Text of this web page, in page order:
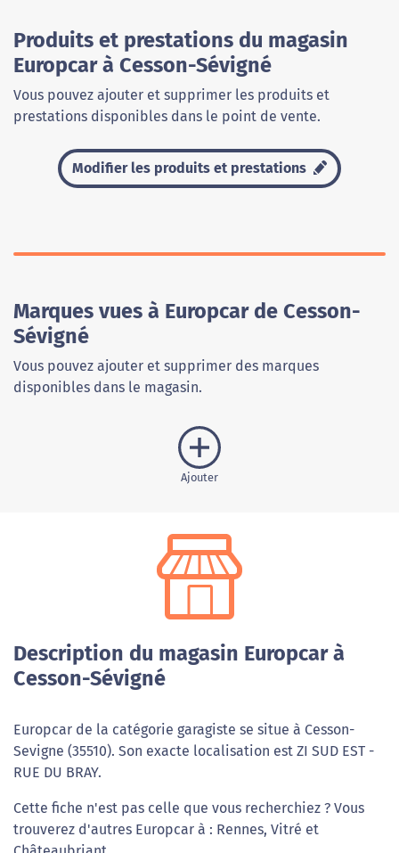
Produits et prestations du magasin
Europcar à Cesson-Sévigné
Vous pouvez ajouter et supprimer les produits et
prestations disponibles dans le point de vente.
Modifier les produits et prestations
Marques vues à Europcar de Cesson-
Sévigné
Vous pouvez ajouter et supprimer des marques
disponibles dans le magasin.
Ajouter
Description du magasin Europcar à
Cesson-Sévigné
Europcar de la catégorie garagiste se situe à Cesson-
Sevigne (35510). Son exacte localisation est ZI SUD EST -
RUE DU BRAY.
Cette fiche n'est pas celle que vous recherchiez ? Vous
trouverez d'autres Europcar à : Rennes, Vitré et